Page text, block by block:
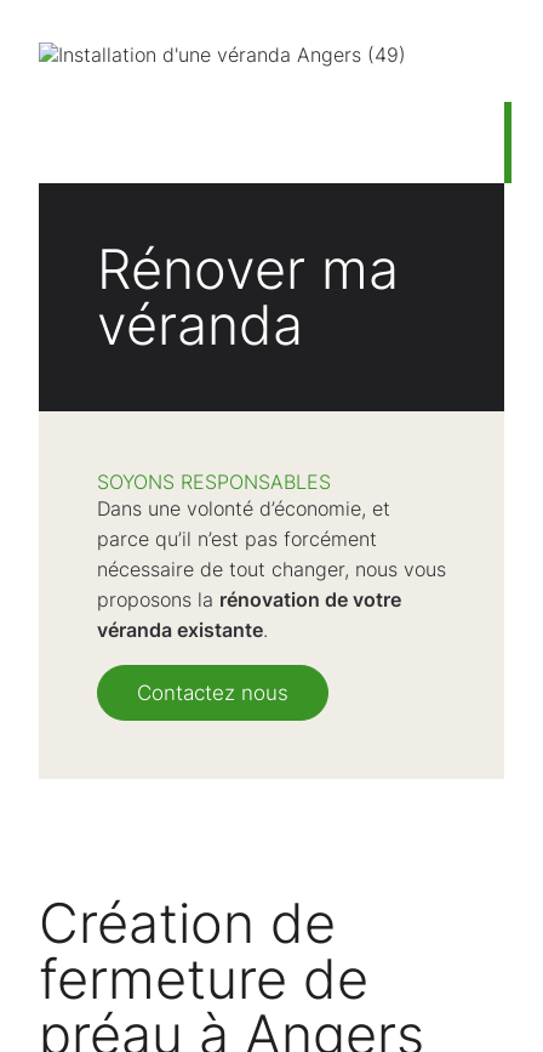
Rénover ma
véranda
SOYONS RESPONSABLES
Dans une volonté d’économie, et
parce qu’il n’est pas forcément
nécessaire de tout changer, nous vous
proposons la rénovation de votre
véranda existante.
Contactez nous
Création de
fermeture de
préau à Angers